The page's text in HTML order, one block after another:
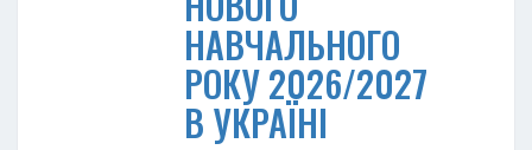
НАВЧАЛЬНОГО
РОКУ 2026/2027
В УКРАЇНІ